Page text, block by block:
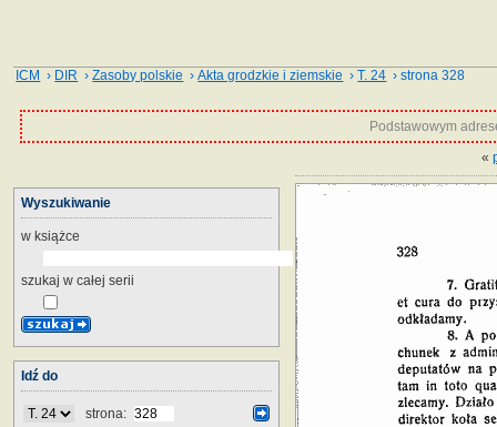
ICM › DIR ›Zasoby polskie ›Akta grodzkie i ziemskie ›T. 24 › strona 328
Podstawowym
«
Wyszukiwanie
w książce
szukaj w całej serii
Idź do
strona: